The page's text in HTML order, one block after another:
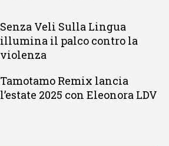
Senza Veli Sulla Lingua
illumina il palco contro la
violenza
Tamotamo Remix lancia
l’estate 2025 con Eleonora LDV